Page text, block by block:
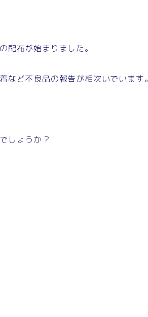
配布が始まりました。
など不良品の報告が相次いでいます。
しょうか？